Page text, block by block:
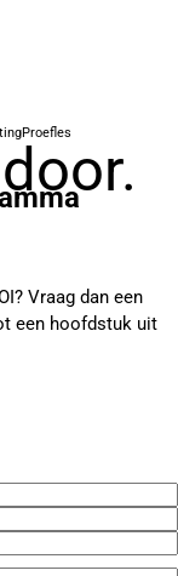
Proefles
Vraag dan een
een hoofdstuk uit